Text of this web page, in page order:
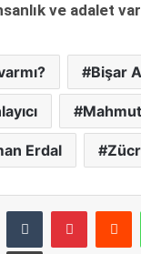
ve adalet var
Bişar
Erdal